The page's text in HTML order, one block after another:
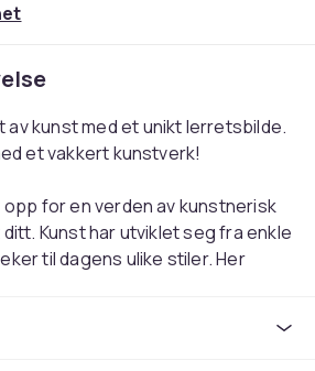
kunst med et unikt lerretsbilde.
et vakkert kunstverk!
for en verden av kunstnerisk
Kunst har utviklet seg fra enkle
til dagens ulike stiler. Her
tradisjonelle kunstverk med